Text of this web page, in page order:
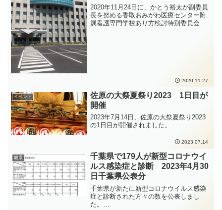
2020年11月24日に、かとう裕太が副委員
長を努める香取おみがわ医療センター附
属看護専門学校あり方検討特別委員会が
2020.11.27
イベント
佐原の大祭夏祭り2023 1日目が
開催
2023年7月14日、佐原の大祭夏祭り2023
の1日目が開催されました。
2023.07.14
健康
千葉県で179人が新型コロナウイ
ルス感染症と診断 2023年4月30
日千葉県公表分
千葉県が新たに新型コロナウイルス感染
症と診断された方々の数を公表しまし
た。